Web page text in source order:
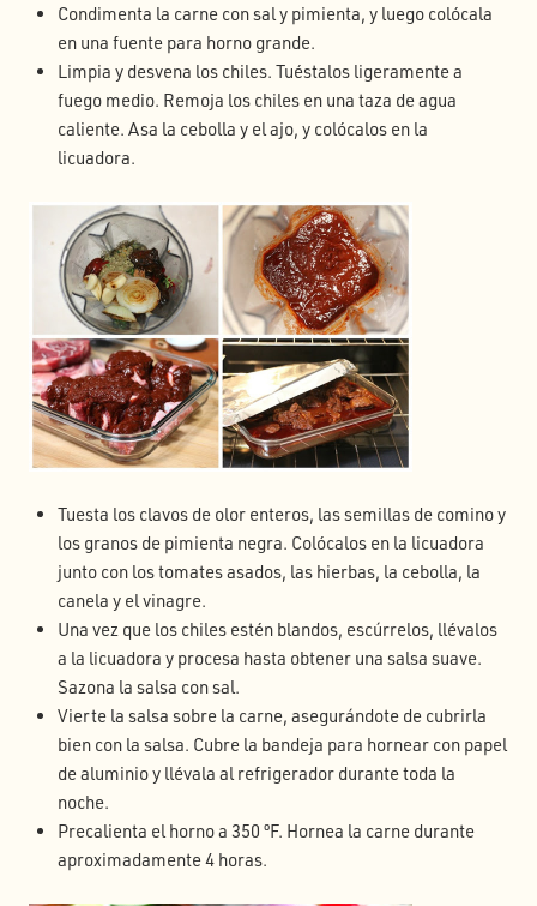
Condimenta la carne con sal y pimienta, y luego colócala
en una fuente para horno grande.
Limpia y desvena los chiles. Tuéstalos ligeramente a
fuego medio. Remoja los chiles en una taza de agua
caliente. Asa la cebolla y el ajo, y colócalos en la
licuadora.
Tuesta los clavos de olor enteros, las semillas de comino y
los granos de pimienta negra. Colócalos en la licuadora
junto con los tomates asados, las hierbas, la cebolla, la
canela y el vinagre.
Una vez que los chiles estén blandos, escúrrelos, llévalos
a la licuadora y procesa hasta obtener una salsa suave.
Sazona la salsa con sal.
Vierte la salsa sobre la carne, asegurándote de cubrirla
bien con la salsa. Cubre la bandeja para hornear con papel
de aluminio y llévala al refrigerador durante toda la
noche.
Precalienta el horno a 350 ºF. Hornea la carne durante
aproximadamente 4 horas.